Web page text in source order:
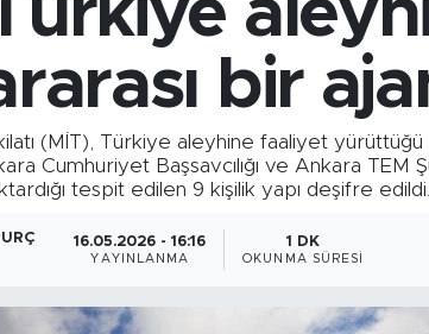
bir
(MİT), Türkiye aleyhine faaliyet
Cumhuriyet Başsavcılığı ve Ankara TEM
tespit edilen 9 kişilik yapı deşifre edildi.
16.05.2026 - 16:16
YAYINLANMA
1 DK
OKUNMA SÜRESI
Fikstür